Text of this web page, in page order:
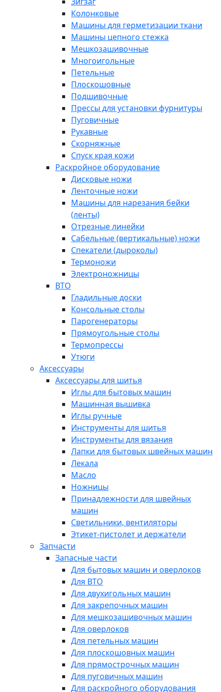
Колонковые
Машины для герметизации ткани
Машины цепного стежка
Мешкозашивочные
Многоигольные
Петельные
Плоскошовные
Подшивочные
Прессы для установки фурнитуры
Пуговичные
Рукавные
Скорняжные
Спуск края кожи
Раскройное оборудование
Дисковые ножи
Ленточные ножи
Машины для нарезания бейки
(ленты)
Отрезные линейки
Сабельные (вертикальные) ножи
Спекатели (дыроколы)
Термоножи
Электроножницы
ВТО
Гладильные доски
Консольные столы
Парогенераторы
Прямоугольные столы
Термопрессы
Утюги
Аксессуары
Аксессуары для шитья
Иглы для бытовых машин
Машинная вышивка
Иглы ручные
Инструменты для шитья
Инструменты для вязания
Лапки для бытовых швейных машин
Лекала
Масло
Ножницы
Принадлежности для швейных
машин
Светильники, вентиляторы
Этикет-пистолет и держатели
Запчасти
Запасные части
Для бытовых машин и оверлоков
Для ВТО
Для двухигольных машин
Для закрепочных машин
Для мешкозашивочных машин
Для оверлоков
Для петельных машин
Для плоскошовных машин
Для прямострочных машин
Для пуговичных машин
Для раскройного оборудования